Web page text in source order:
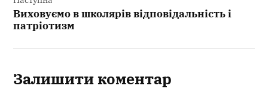
Виховуємо в школярів відповідальність і
патріотизм
Залишити коментар